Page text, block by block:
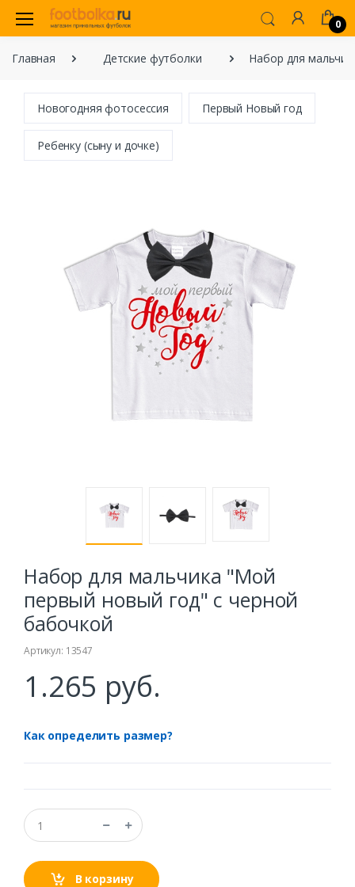
0
Главная Детские футболки Набор для
Новогодняя фотосессия Первый Новый год
Ребенку (сыну и дочке)
Набор для мальчика "Мой
первый новый год" с черной
бабочкой
Артикул: 13547
1.265 руб.
Как определить размер?
В корзину